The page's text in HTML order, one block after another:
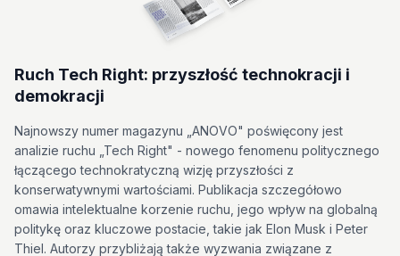
Ruch Tech Right: przyszłość technokracji i
demokracji
Najnowszy numer magazynu „ANOVO" poświęcony jest
analizie ruchu „Tech Right" - nowego fenomenu politycznego
łączącego technokratyczną wizję przyszłości z
konserwatywnymi wartościami. Publikacja szczegółowo
omawia intelektualne korzenie ruchu, jego wpływ na globalną
politykę oraz kluczowe postacie, takie jak Elon Musk i Peter
Thiel. Autorzy przybliżają także wyzwania związane z